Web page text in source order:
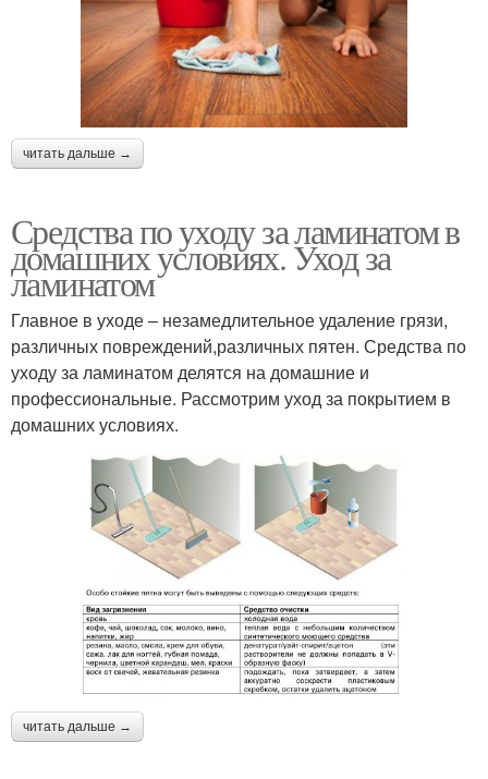
читать дальше →
Средства по уходу за ламинатом в
домашних условиях. Уход за
ламинатом
Главное в уходе – незамедлительное удаление грязи,
различных повреждений,различных пятен. Средства по
уходу за ламинатом делятся на домашние и
профессиональные. Рассмотрим уход за покрытием в
домашних условиях.
читать дальше →